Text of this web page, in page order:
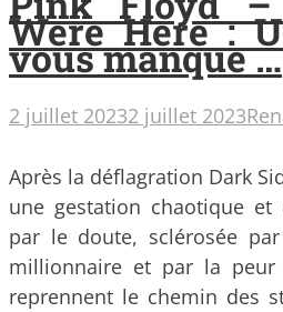
Were Here :
vous manque …
2 juillet 20232 juillet 2023
Après la déflagration Dark
une gestation chaotique et
par le doute, sclérosée
millionnaire et par la peur
reprennent le chemin des